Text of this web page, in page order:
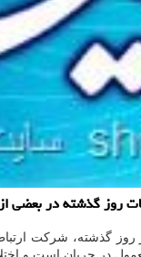
روز گذشته در بعضی
گذشته، شرکت